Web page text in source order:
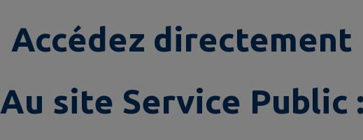
Accédez directement
Au site Service Public :